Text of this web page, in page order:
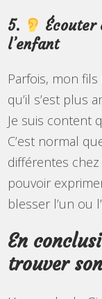
5.
Écouter
l’enfant
Parfois, mon
qu’il s’est plus
Je suis content
C’est normal
différentes
pouvoir
blesser l’un ou
En
trouver